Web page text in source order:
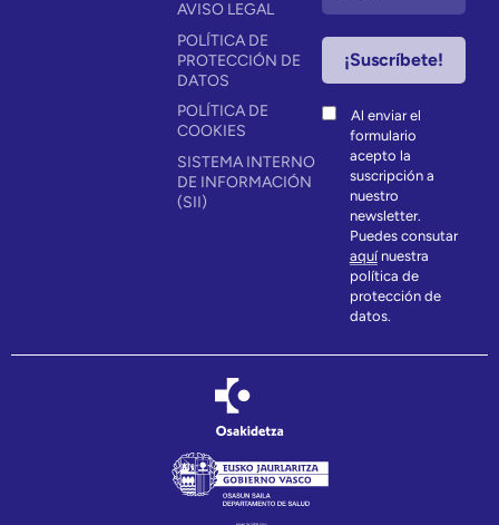
AVISO LEGAL
POLÍTICA DE
PROTECCIÓN DE
DATOS
POLÍTICA DE
COOKIES
SISTEMA INTERNO
DE INFORMACIÓN
(SII)
Al enviar el
formulario
acepto la
suscripción a
nuestro
newsletter.
Puedes consutar
aquínuestra
política de
protección de
datos.